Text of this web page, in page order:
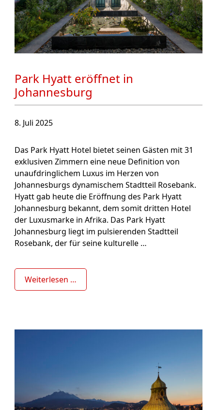
Park Hyatt eröffnet in
Johannesburg
8. Juli 2025
Das Park Hyatt Hotel bietet seinen Gästen mit 31
exklusiven Zimmern eine neue Definition von
unaufdringlichem Luxus im Herzen von
Johannesburgs dynamischem Stadtteil Rosebank.
Hyatt gab heute die Eröffnung des Park Hyatt
Johannesburg bekannt, dem somit dritten Hotel
der Luxusmarke in Afrika. Das Park Hyatt
Johannesburg liegt im pulsierenden Stadtteil
Rosebank, der für seine kulturelle …
Weiterlesen …